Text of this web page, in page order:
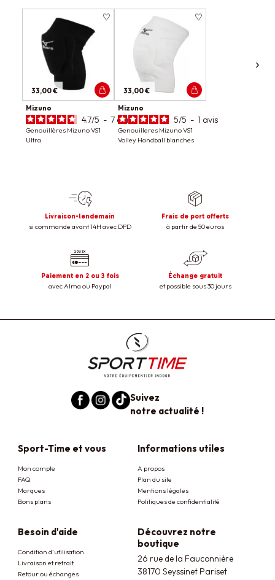
33,00 €
Mizuno
4.7/5 - 7 avis
Genouillères Mizuno VS1
Ultra
33,00 €
Mizuno
5/5 - 1 avis
Genouilleres Mizuno VS1
Volley Handball blanches
Livraison-lendemain
si commande avant 14H avec DPD
Frais de port offerts
à partir de 50 euros
Paiement en 2 ou 3 fois
avec Alma ou Paypal
Échange gratuit
et possible sous 30 jours
Suivez
notre actualité !
Sport-Time et vous
Mon compte
FAQ
Marques
Bons plans
Informations utiles
A propos
Plan du site
Mentions légales
Politiques de confidentialité
Besoin d'aide
Condition d'utilisation
Livraison et retrait
Retour ou échanges
Découvrez notre
boutique
26 rue de la Fauconnière
38170 Seyssinet Pariset